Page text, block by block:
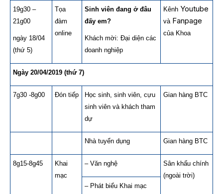
19g30 –
21g00
ngày 18/04
(thứ 5)
Tọa
đàm
online
Sinh viên đang ở đâu
đấy em?
Khách mời: Đại diện các
doanh nghiệp
Kênh Youtube
và Fanpage
của Khoa
Ngày 20/04/2019 (thứ 7)
7g30 -8g00 Đón tiếp
Học sinh, sinh viên, cựu
sinh viên và khách tham
dự
Gian hàng BTC
Nhà tuyển dụng Gian hàng BTC
8g15-8g45
Khai
mạc
– Văn nghệ
Sân khấu chính
(ngoài trời)
– Phát biểu Khai mạc